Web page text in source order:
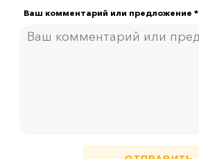
Ваш комментарий или предложение *